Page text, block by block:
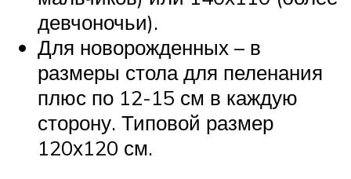
девчоночьи).
Для новорожденных – в
размеры стола для пеленания
плюс по 12-15 см в каждую
сторону. Типовой размер
120х120 см.